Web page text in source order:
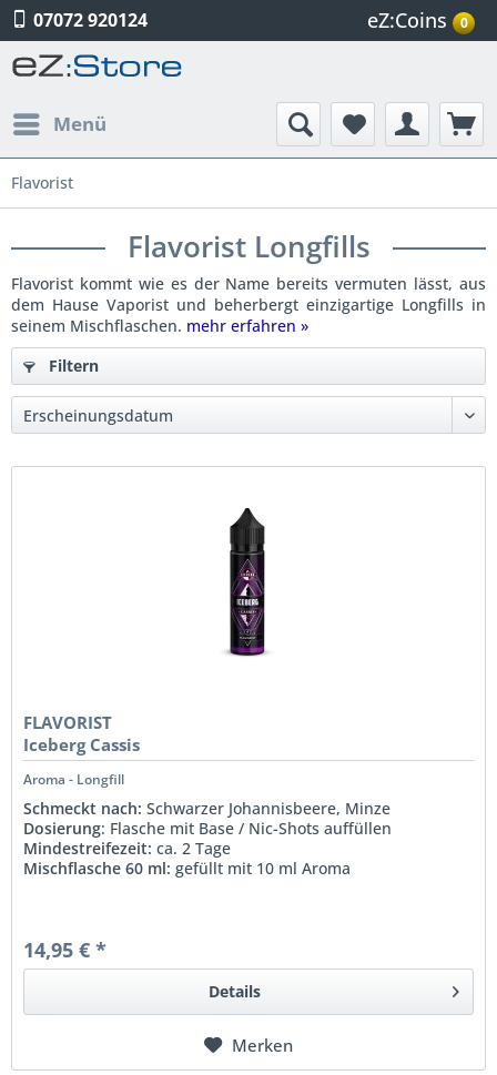
07072 920124 eZ:Coins 0
Menü
Flavorist
Flavorist Longfills
Flavorist kommt wie es der Name bereits vermuten lässt, aus
dem Hause Vaporist und beherbergt einzigartige Longfills in
seinem Mischflaschen. mehr erfahren »
Filtern
FLAVORIST
Iceberg Cassis
Aroma - Longfill
Schmeckt nach: Schwarzer Johannisbeere, Minze
Dosierung: Flasche mit Base / Nic-Shots auffüllen
Mindestreifezeit: ca. 2 Tage
Mischflasche 60 ml: gefüllt mit 10 ml Aroma
14,95 € *
Details
Merken